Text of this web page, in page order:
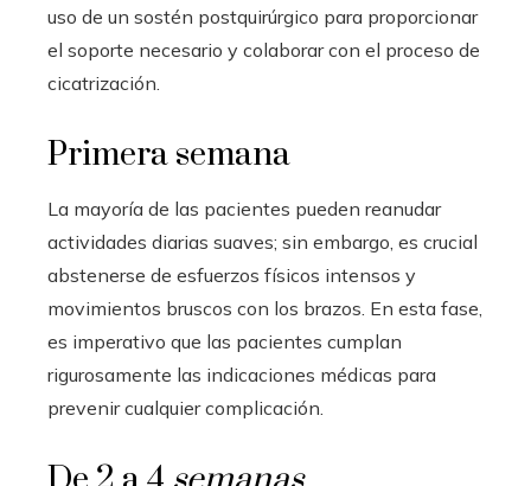
uso de un sostén postquirúrgico para proporcionar
el soporte necesario y colaborar con el proceso de
cicatrización.
Primera semana
La mayoría de las pacientes pueden reanudar
actividades diarias suaves; sin embargo, es crucial
abstenerse de esfuerzos físicos intensos y
movimientos bruscos con los brazos. En esta fase,
es imperativo que las pacientes cumplan
rigurosamente las indicaciones médicas para
prevenir cualquier complicación.